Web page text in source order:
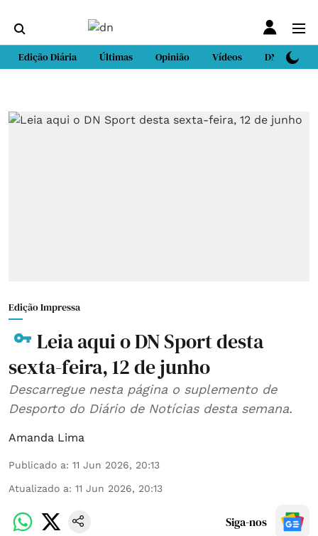
Edição Diária Últimas Opinião Vídeos DN Sport
Edição Impressa
Leia aqui o DN Sport desta
sexta-feira, 12 de junho
Descarregue nesta página o suplemento de
Desporto do Diário de Notícias desta semana.
Amanda Lima
Publicado a: 11 Jun 2026, 20:13
Atualizado a: 11 Jun 2026, 20:13
Siga-nos